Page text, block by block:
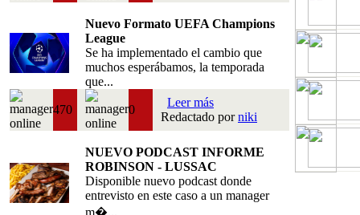
Nuevo Formato UEFA Champions
League
Se ha implementado el cambio que
muchos esperábamos, la temporada
que...
470 0
Leer más
Redactado porniki
NUEVO PODCAST INFORME
ROBINSON - LUSSAC
Disponible nuevo podcast donde
entrevisto en este caso a un manager
m�...